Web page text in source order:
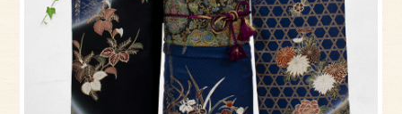
ブログ
ご利用の流れ
今月のオススメ衣装